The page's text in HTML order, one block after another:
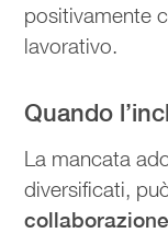
positivamente
lavorativo.
Quando
La mancata
diversificati,
collaborazione